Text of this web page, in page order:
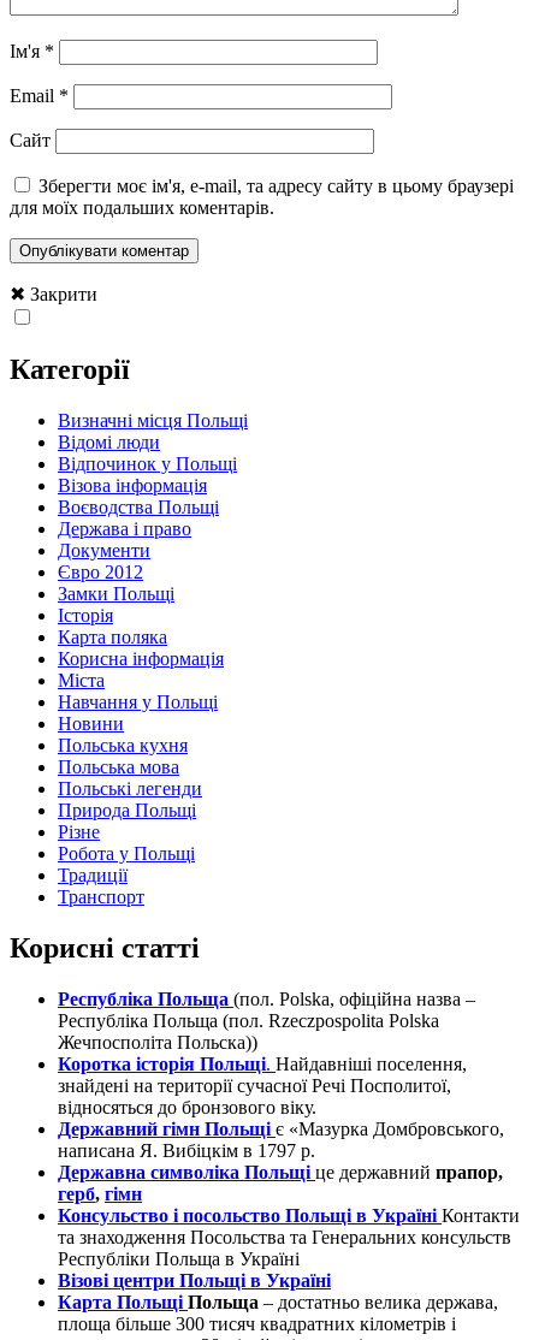
Ім'я *
Email *
Сайт
Зберегти моє ім'я, e-mail, та адресу сайту в цьому браузері
для моїх подальших коментарів.
✖ Закрити
Категорії
Визначні місця Польщі
Відомі люди
Відпочинок у Польщі
Візова інформація
Воєводства Польщі
Держава і право
Документи
Євро 2012
Замки Польщі
Історія
Карта поляка
Корисна інформація
Міста
Навчання у Польщі
Новини
Польська кухня
Польська мова
Польські легенди
Природа Польщі
Різне
Робота у Польщі
Традиції
Транспорт
Корисні статті
Республіка Польща (пол. Polska, офіційна назва –
Республіка Польща (пол. Rzeczpospolita Polska
Жечпосполіта Польска))
Коротка історія Польщі. Найдавніші поселення,
знайдені на території сучасної Речі Посполитої,
відносяться до бронзового віку.
Державний гімн Польщі є «Мазурка Домбровського,
написана Я. Вибіцкім в 1797 р.
Державна символіка Польщі це державний прапор,
герб, гімн
Консульство і посольство Польщі в Україні Контакти
та знаходження Посольства та Генеральних консульств
Республіки Польща в Україні
Візові центри Польщі в Україні
Карта Польщі Польща – достатньо велика держава,
площа більше 300 тисяч квадратних кілометрів і